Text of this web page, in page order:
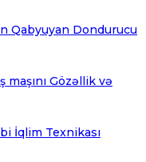
Qabyuyan Dondurucu
maşını Gözəllik və
İqlim Texnikası